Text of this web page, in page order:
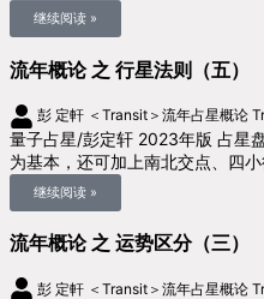
继续阅读 »
流年概论 之 行星法则（五）
彭 定軒 ＜Transit＞流年占星概论
量子占星/彭定轩 2023年版 占星
为基本，还可加上南北交点、四
继续阅读 »
流年概论 之 运势区分（三）
彭 定軒 ＜Transit＞流年占星概论